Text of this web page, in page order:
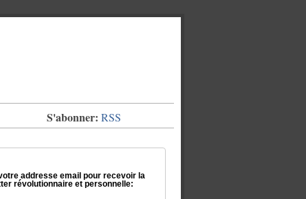
S'abonner: RSS
addresse email pour recevoir la
révolutionnaire et personnelle: